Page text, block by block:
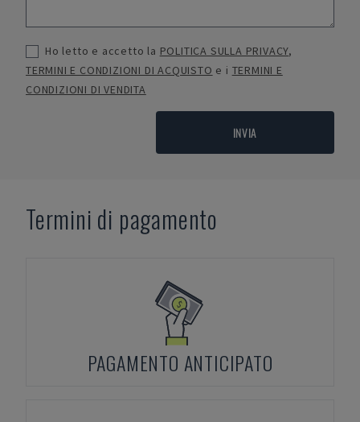
Ho letto e accetto la POLITICA SULLA PRIVACY,
TERMINI E CONDIZIONI DI ACQUISTO e i TERMINI E
CONDIZIONI DI VENDITA
INVIA
Termini di pagamento
PAGAMENTO ANTICIPATO